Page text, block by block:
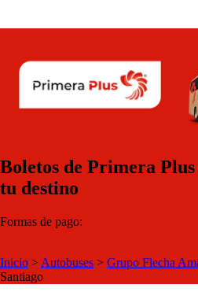
Boletos de Primera Plus
tu destino
Formas de pago:
Inicio > Autobuses > Grupo Flecha
Santiago